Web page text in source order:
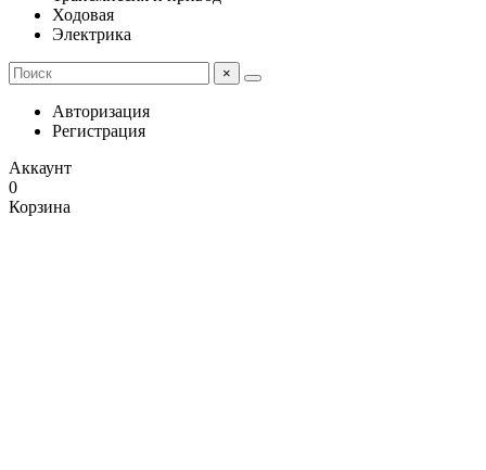
Ходовая
Электрика
×
Авторизация
Регистрация
Аккаунт
0
Корзина